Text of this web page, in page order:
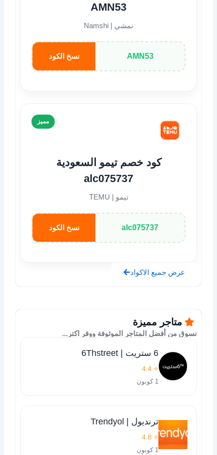
AMN53
نمشي | Namshi
AMN53 نسخ الكود
مميز
كود خصم تيمو السعودية
alc075737
تيمو | TEMU
alc075737 نسخ الكود
عرض جميع الاكواد
متاجر مميزة
نسوق من أفضل المتاجر الموثوفة ووفر اكتر...
6 ستريت | 6Thstreet
⭐ 4.4
1 كوبون
ترنديول | Trendyol
⭐ 4.8
1 كوبون